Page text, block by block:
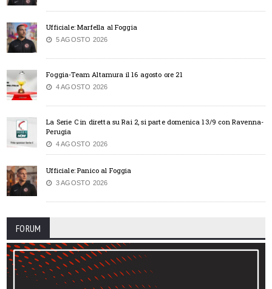
Ufficiale: Marfella al Foggia
5 AGOSTO 2026
Foggia-Team Altamura il 16 agosto ore 21
4 AGOSTO 2026
La Serie C in diretta su Rai 2, si parte domenica 13/9 con Ravenna-
Perugia
4 AGOSTO 2026
Ufficiale: Panico al Foggia
3 AGOSTO 2026
FORUM